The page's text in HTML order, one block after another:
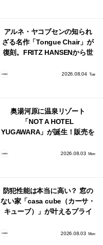
アルネ・ヤコブセンの知られ
ざる名作「Tongue Chair」が
復刻。FRITZ HANSENから世
2026.08.04 Tue
奥湯河原に温泉リゾート
「NOT A HOTEL
YUGAWARA」が誕生！販売を
2026.08.03 Mon
防犯性能は本当に高い？ 窓の
ない家「casa cube（カーサ・
キューブ）」が叶えるプライ
2026.08.03 Mon